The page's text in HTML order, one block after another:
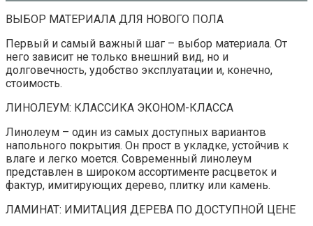
ВЫБОР МАТЕРИАЛА ДЛЯ НОВОГО ПОЛА
Первый и самый важный шаг – выбор материала. От
него зависит не только внешний вид, но и
долговечность, удобство эксплуатации и, конечно,
стоимость.
ЛИНОЛЕУМ: КЛАССИКА ЭКОНОМ-КЛАССА
Линолеум – один из самых доступных вариантов
напольного покрытия. Он прост в укладке, устойчив к
влаге и легко моется. Современный линолеум
представлен в широком ассортименте расцветок и
фактур, имитирующих дерево, плитку или камень.
ЛАМИНАТ: ИМИТАЦИЯ ДЕРЕВА ПО ДОСТУПНОЙ ЦЕНЕ